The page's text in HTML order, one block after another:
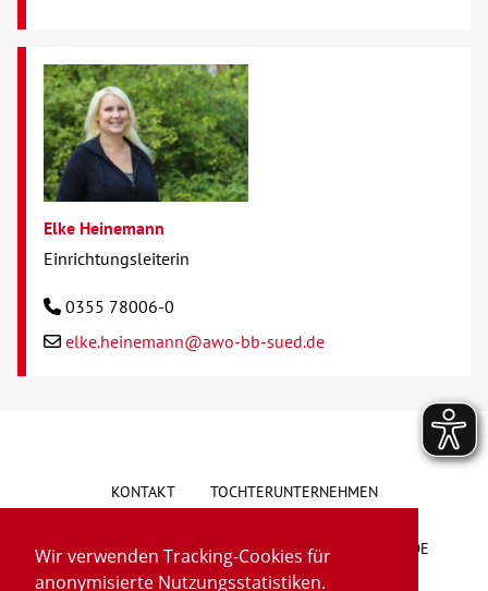
Wir verwenden Tracking-Cookies für
anonymisierte Nutzungsstatistiken.
Elke Heinemann
Einrichtungsleiterin
0355 78006-0
elke.heinemann@awo-bb-sued.de
KONTAKT TOCHTERUNTERNEHMEN
HINWEISGEBERSYSTEM VORSCHLAG/BESCHWERDE